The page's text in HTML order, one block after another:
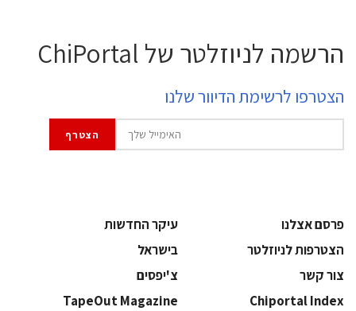
הרשמה לניוזלטר של ChiPortal
הצטרפו לרשימת הדיוור שלנו
פרסם אצלנו
עיקר החדשות
הצטרפות לניוזלטר
בישראל
צור קשר
צ'יפסים
Chiportal Index
TapeOut Magazine